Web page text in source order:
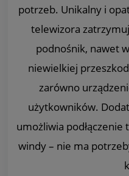
potrzeb. Unikalny i
telewizora
podnośnik, nawet
niewielkiej
zarówno
użytkowników.
umożliwia
windy – nie ma